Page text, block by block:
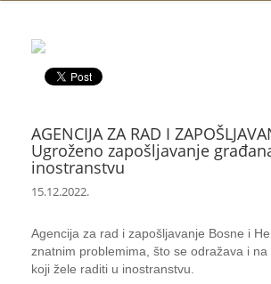
AGENCIJA ZA RAD I
Ugroženo zapošljavanje
inostranstvu
15.12.2022.
Agencija za rad i zapošljavanje Bosne i
znatnim problemima, što se odražava i
koji žele raditi u inostranstvu.